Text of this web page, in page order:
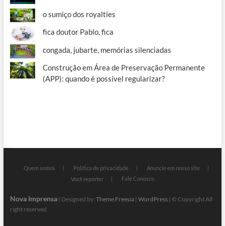
o sumiço dos royalties
fica doutor Pablo, fica
congada, jubarte, memórias silenciadas
Construção em Área de Preservação Permanente
(APP): quando é possível regularizar?
Quem somos Política de privacidade
Anuncie em nosso site
Você repórter
Fale Conosco
Nova Imprensa| Designed by: Theme Freesia| WordPress| © Copyright All
right reserved